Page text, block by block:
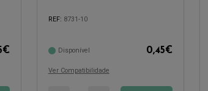
€
REF: 8731-10
Disponível 0,45€
Ver Compatibilidade